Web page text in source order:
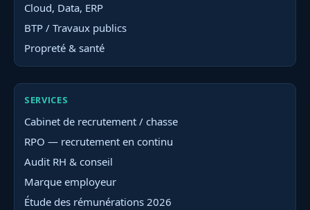
Cloud, Data, ERP
BTP / Travaux publics
Propreté & santé
SERVICES
Cabinet de recrutement / chasse
RPO — recrutement en continu
Audit RH & conseil
Marque employeur
Étude des rémunérations 2026